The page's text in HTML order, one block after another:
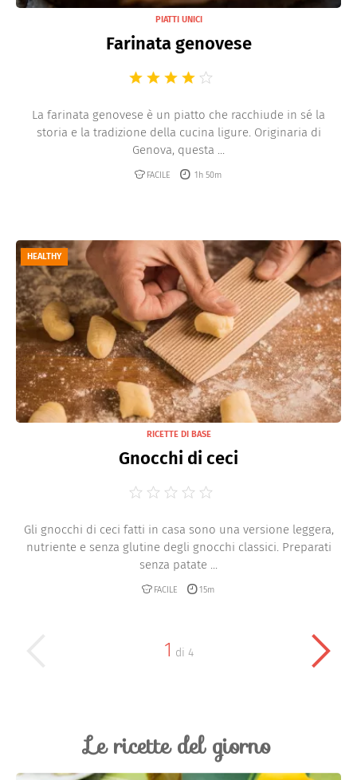
PIATTI UNICI
Farinata genovese
La farinata genovese è un piatto che racchiude in sé la
storia e la tradizione della cucina ligure. Originaria di
Genova, questa ...
FACILE 1h 50m
HEALTHY
RICETTE DI BASE
Gnocchi di ceci
Gli gnocchi di ceci fatti in casa sono una versione leggera,
nutriente e senza glutine degli gnocchi classici. Preparati
senza patate ...
FACILE 15m
1 di 4
Le ricette del giorno